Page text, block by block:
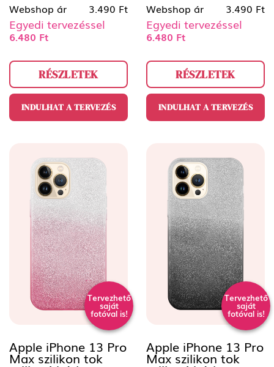
Webshop ár 3.490 Ft
Egyedi tervezéssel
6.480 Ft
RÉSZLETEK
INDULHAT A TERVEZÉS
Webshop ár 3.490 Ft
Egyedi tervezéssel
6.480 Ft
RÉSZLETEK
INDULHAT A TERVEZÉS
Tervezhető
saját
fotóval is!
Apple iPhone 13 Pro
Max szilikon tok
Tervezhető
saját
fotóval is!
Apple iPhone 13 Pro
Max szilikon tok